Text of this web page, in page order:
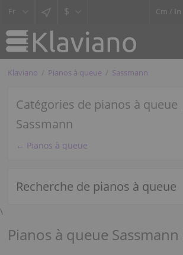
$ Cm / In
Klaviano Pianos à queue Sassmann
Catégories de pianos à queue
Sassmann
← Pianos à queue
Recherche de pianos à queue
\
Pianos à queue